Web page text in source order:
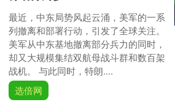
最近，中东局势风起云涌，美军的一系
列撤离和部署行动，引发了全球关注。
美军从中东基地撤离部分兵力的同时，
却又大规模集结双航母战斗群和数百架
战机。 与此同时，特朗....
选倍网